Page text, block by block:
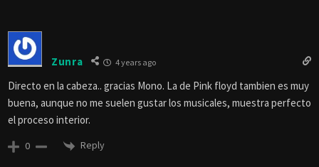
Zunra 4 years ago
Directo en la cabeza.. gracias Mono. La de Pink floyd tambien es muy
buena, aunque no me suelen gustar los musicales, muestra perfecto
el proceso interior.
0 Reply